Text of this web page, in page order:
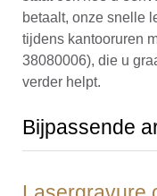
betaalt, onze snelle
tijdens kantooruren
38080006), die u
verder helpt.
Bijpassende